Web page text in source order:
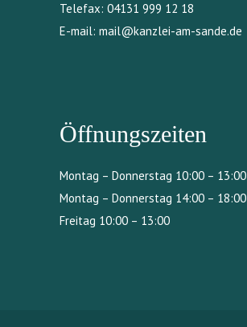
Telefax: 04131 999 12 18
E-mail: mail@kanzlei-am-sande.de
Öffnungszeiten
Montag – Donnerstag 10:00 – 13:00
Montag – Donnerstag 14:00 – 18:00
Freitag 10:00 – 13:00